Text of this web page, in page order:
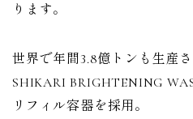
ります。
世界で年間3.8億トンも生産
SHIKARI BRIGHTENING
リフィル容器を採用。